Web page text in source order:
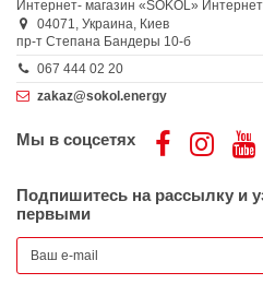
Интернет- магазин «SOKOL»
04071, Украина, Киев
пр-т Степана Бандеры 10-б
067 444 02 20
zakaz@sokol.energy
Мы в соцсетях
Подпишитесь на рассылку и
первыми